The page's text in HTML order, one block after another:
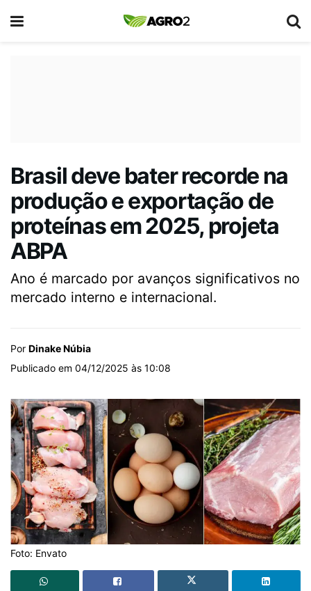
Brasil deve bater recorde na
produção e exportação de
proteínas em 2025, projeta
ABPA
Ano é marcado por avanços significativos no
mercado interno e internacional.
Por Dinake Núbia
Publicado em 04/12/2025 às 10:08
Foto: Envato